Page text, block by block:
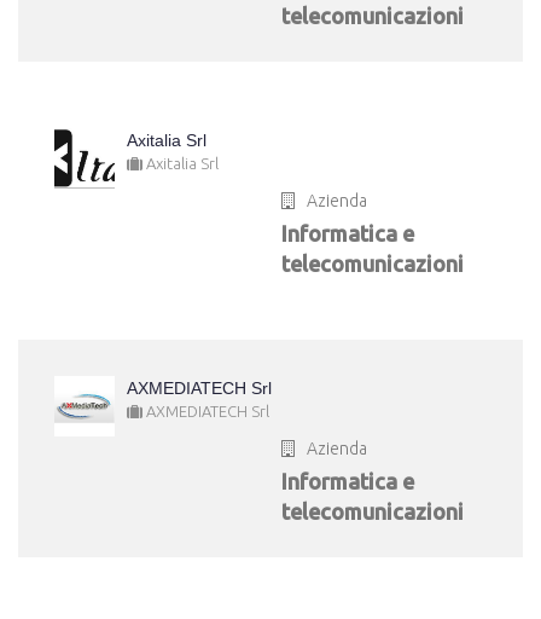
telecomunicazioni
Axitalia Srl
Axitalia Srl
Azienda
Informatica e
telecomunicazioni
AXMEDIATECH Srl
AXMEDIATECH Srl
Azienda
Informatica e
telecomunicazioni